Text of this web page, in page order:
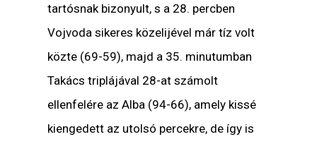
tartósnak bizonyult, s a 28. percben
Vojvoda sikeres közelijével már tíz volt
közte (69-59), majd a 35. minutumban
Takács triplájával 28-at számolt
ellenfelére az Alba (94-66), amely kissé
kiengedett az utolsó percekre, de így is